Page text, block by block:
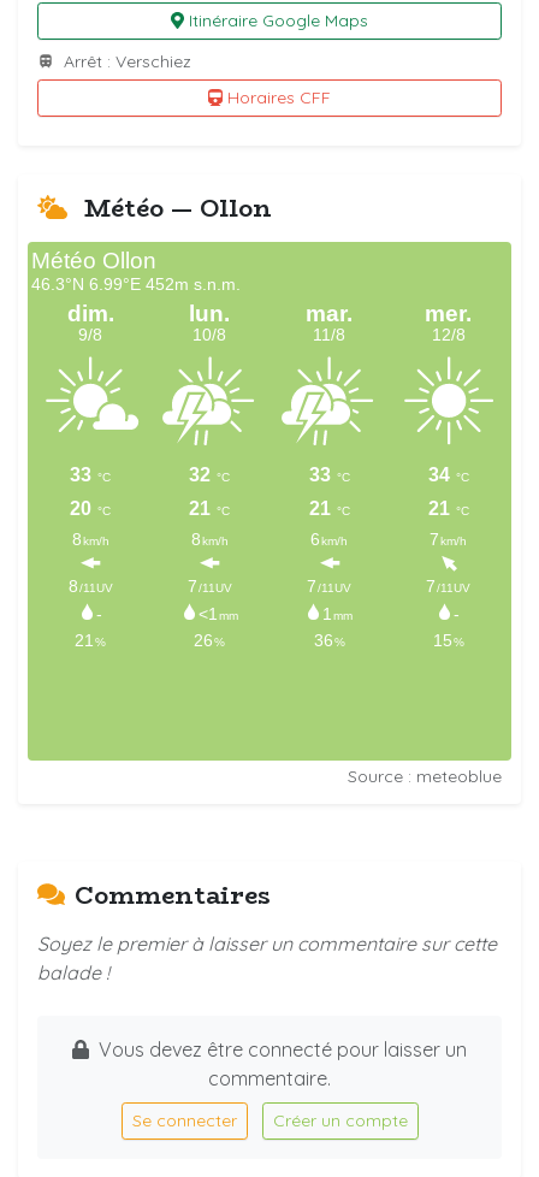
Itinéraire Google Maps
Arrêt : Verschiez
Horaires CFF
Météo — Ollon
Source : meteoblue
Commentaires
Soyez le premier à laisser un commentaire sur cette
balade !
Vous devez être connecté pour laisser un
commentaire.
Se connecter Créer un compte